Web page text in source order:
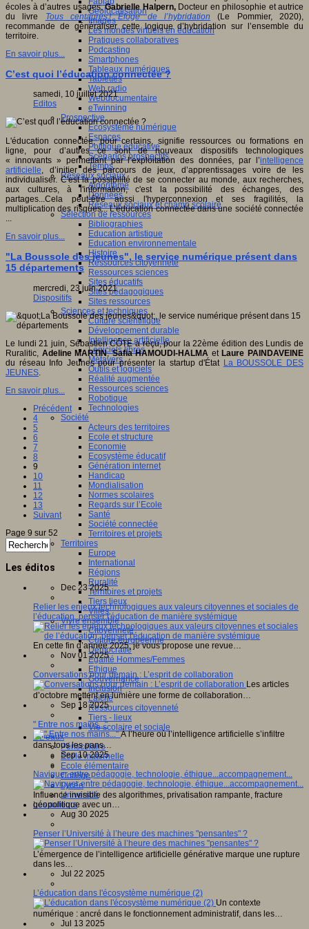
Géolocalisation
Images
Les mondes virtuels en éducation
Pratiques collaboratives
Podcasting
Smartphones
Tableaux numériques
Tablettes
Web radio
Webdocumentaire
eTwinning
Prospective
Ecosystème numérique
Espaces
Politique éducative
Scénarios prospectifs
Temps
Réseaux sociaux
Algorithme
Données
Réseaux sociaux et champ scolaire
Sélection de ressources
Bibliographies
Education artistique
Education environnementale
Histoire
Ressources citoyenneté
Ressources sciences
Sites éducatifs
Sites pédagogiques
Sites ressources
Sciences et techniques
Culture scientifique
Développement durable
Intelligence artificielle
Logiciels libres
Métavers
Outils et logiciels
Réalité augmentée
Ressources sciences
Robotique
Technologies
Société
Acteurs des territoires
Ecole et structure
Economie
Ecosystème éducatif
Génération internet
Handicap
Mondialisation
Normes scolaires
Regards sur l’Ecole
Santé
Société connectée
Territoires et projets
Territoires
Europe
International
Régions
Ruralité
Territoires et projets
Tiers lieux
Villes
Vivre ensemble
Citoyenneté
Culture européenne
Démocratie
Egalité Hommes/Femmes
Ethique
Gouvernance
Inclusion
Laïcité
Ressources citoyenneté
Tiers - lieux
Vie scolaire et sociale
Niveaux
Périscolaire
Ecole maternelle
Ecole élémentaire
Collège
Lycée
Université
Les auteurs
écoles à d’autres usages,Gabrielle Halpern,Docteur en philosophie et autrice
du livre Tous centaures ! Éloge de l’hybridation (Le Pommier, 2020),
recommande de généraliser cette logique d’hybridation sur l’ensemble du
territoire.
En savoir plus...
C’est quoi l’éducation connectée ?
samedi, 10 juillet 2021
Editos
L'éducation connectée, pour certains, signifie ressources ou formations en
ligne, pour d’autres ce sont de nouveaux dispositifs technologiques
« innovants » permettant par l’exploitation des données, par l’intelligence
artificielle, d’initier des parcours de jeux, d’apprentissages voire de les
individualiser. C'est la possibilité de se connecter au monde, aux recherches,
aux cultures, à l'information, c'est la possibilité des échanges, des
partages...Cela peut-être aussi l'hyperconnexion et ses fragilités, la
multiplication des risques... L’éducation connectée dans une société connectée
...
En savoir plus...
"La Boussole des jeunes", le service numérique présent dans
15 départements
mercredi, 23 juin 2021
Dispositifs
Le lundi 21 juin, Sébastien CÔTE a reçu, pour la 22ème édition des Lundis de
Ruralitic, Adeline MARTIN,Safia HAMOUDI-HALMA etLaure PAINDAVEINE
du réseau Info Jeunes pour présenter la startup d'État La BOUSSOLE DES
JEUNES
En savoir plus...
Précédent
4
5
6
7
8
9
10
11
12
13
Suivant
Page 9 sur 52
Les éditos
Dec 23 2025
Relier les enjeux technologiques aux valeurs citoyennes et sociales de
l’éducation, penser l'éducation de manière systémique
En cette fin d’année 2025, je vous propose une revue…
Nov 01 2025
Conversations pour demain : L’esprit de collaboration
Les articles
d’octobre mettent en lumière une forme de collaboration…
Sep 18 2025
" Entre nos mains..."
À l’heure où l’intelligence artificielle s’infiltre
dans tous les pans…
Sep 10 2025
Naviguer entre pédagogie, technologie, éthique...accompagnement...
Influence invisible des algorithmes, privatisation rampante, fracture
géopolitique avec un…
Aug 30 2025
Penser l’Université à l’heure des machines "pensantes" ?
L’émergence de l’intelligence artificielle générative marque une rupture
dans les…
Jul 22 2025
L’éducation dans l'écosystème numérique (2)
Un contexte
numérique : ancré dans le fonctionnement administratif, dans les…
Jul 13 2025